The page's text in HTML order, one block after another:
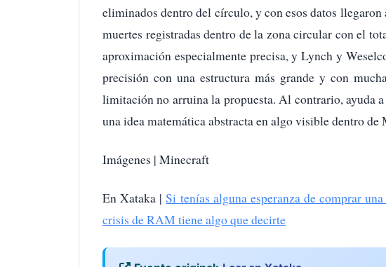
eliminados dentro del círculo, y con esos datos
muertes registradas dentro de la zona circular con el
aproximación especialmente precisa, y Lynch y
precisión con una estructura más grande y con
limitación no arruina la propuesta. Al contrario, ayuda
una idea matemática abstracta en algo visible dentro de
Imágenes | Minecraft
En Xataka |Si tenías alguna esperanza de comprar
crisis de RAM tiene algo que decirte